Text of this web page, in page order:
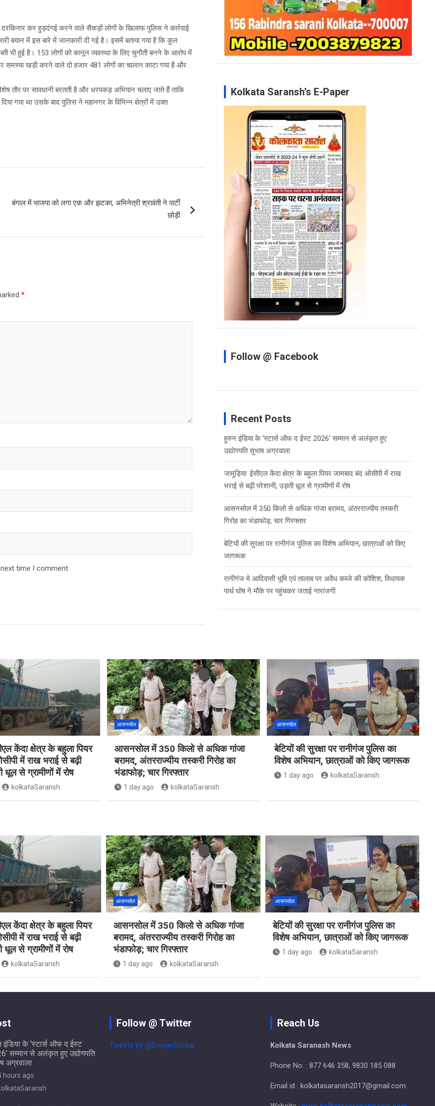
कर हुड़दंगई करने वाले सैकड़ों लोगों के खिलाफ पुलिस ने कार्रवाई
बयान में इस बारे में जानकारी दी गई है। इसमें बताया गया है कि कुल
भी हुई है। 153 लोगों को कानून व्यवस्था के लिए चुनौती बनने के आरोप में
समस्या खड़ी करने वाले दो हजार 481 लोगों का चालान काटा गया है और
तौर पर सावधानी बरतती है और धरपकड़ अभियान चलाए जाते हैं ताकि
गया था उसके बाद पुलिस ने महानगर के विभिन्न क्षेत्रों में उक्त
बंगाल में भाजपा को लगा एक और झटका, अभिनेत्री श्रावंती ने पार्टी
छोड़ी
*
time I comment.
Kolkata Saransh’s E-Paper
Follow @ Facebook
Recent Posts
हुरुन इंडिया के ‘स्टार्स ऑफ द ईस्ट 2026’ सम्मान से अलंकृत हुए
उद्योगपति सुभाष अग्रवाला
जामुड़िया: ईसीएल केंदा क्षेत्र के बहुला पियर जामबाद बंद ओसीपी में राख
भराई से बढ़ी परेशानी, उड़ती धूल से ग्रामीणों में रोष
आसनसोल में 350 किलो से अधिक गांजा बरामद, अंतरराज्यीय तस्करी
गिरोह का भंडाफोड़; चार गिरफ्तार
बेटियों की सुरक्षा पर रानीगंज पुलिस का विशेष अभियान, छात्राओं को किए
जागरूक
रानीगंज मे आदिवासी भूमि एवं तालाब पर अवैध कब्जे की कोशिश, विधायक
पार्थ घोष ने मौके पर पहुंचकर जताई नाराजगी
केंदा क्षेत्र के बहुला पियर
में राख भराई से बढ़ी
धूल से ग्रामीणों में रोष
kolkataSaransh
आसनसोल
आसनसोल में 350 किलो से अधिक गांजा
बरामद, अंतरराज्यीय तस्करी गिरोह का
भंडाफोड़; चार गिरफ्तार
1 day ago kolkataSaransh
आसनसोल
बेटियों की सुरक्षा पर रानीगंज पुलिस का
विशेष अभियान, छात्राओं को किए जागरूक
1 day ago kolkataSaransh
केंदा क्षेत्र के बहुला पियर
में राख भराई से बढ़ी
धूल से ग्रामीणों में रोष
kolkataSaransh
आसनसोल
आसनसोल में 350 किलो से अधिक गांजा
बरामद, अंतरराज्यीय तस्करी गिरोह का
भंडाफोड़; चार गिरफ्तार
1 day ago kolkataSaransh
आसनसोल
बेटियों की सुरक्षा पर रानीगंज पुलिस का
विशेष अभियान, छात्राओं को किए जागरूक
1 day ago kolkataSaransh
इंडिया के ‘स्टार्स ऑफ द ईस्ट
सम्मान से अलंकृत हुए उद्योगपति
अग्रवाला
hours ago
Follow @ Twitter
Tweets by @DesignOrbital
Reach Us
Kolkata Saranash News
Phone No. : 877 646 358, 9830 185 088
Email id : kolkatasaransh2017@gmail.com